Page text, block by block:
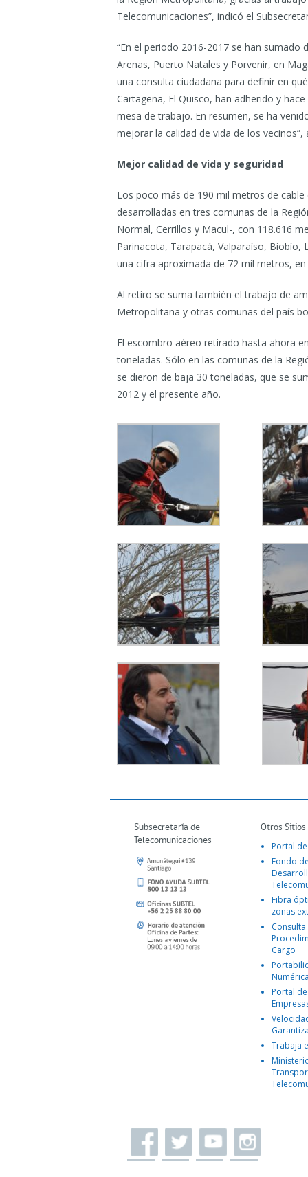
Telecomunicaciones”, indicó el
“En el periodo 2016-2017 se han
Arenas, Puerto Natales y Porvenir, en
una consulta ciudadana para definir en
Cartagena, El Quisco, han adherido y
mesa de trabajo. En resumen, se ha
mejorar la calidad de vida de los vecinos”,
Mejor calidad de vida y seguridad
Los poco más de 190 mil metros de
desarrolladas en tres comunas de la
Normal, Cerrillos y Macul-, con 118.616
Parinacota, Tarapacá, Valparaíso, Biobío,
una cifra aproximada de 72 mil metros,
Al retiro se suma también el trabajo de
Metropolitana y otras comunas del país
El escombro aéreo retirado hasta ahora
toneladas. Sólo en las comunas de la
se dieron de baja 30 toneladas, que se
2012 y el presente año.
Subsecretaría de
Telecomunicaciones
Otros
Portal
Fondo
Fibra
zonas
Consulta
Cargo
Portal
Trabaja